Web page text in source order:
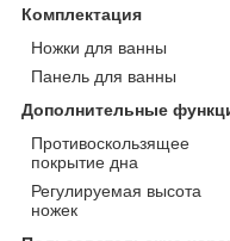
Комплектация
Ножки для ванны
Панель для ванны
Дополнительные
Противоскользящее
покрытие дна
Регулируемая высота
ножек